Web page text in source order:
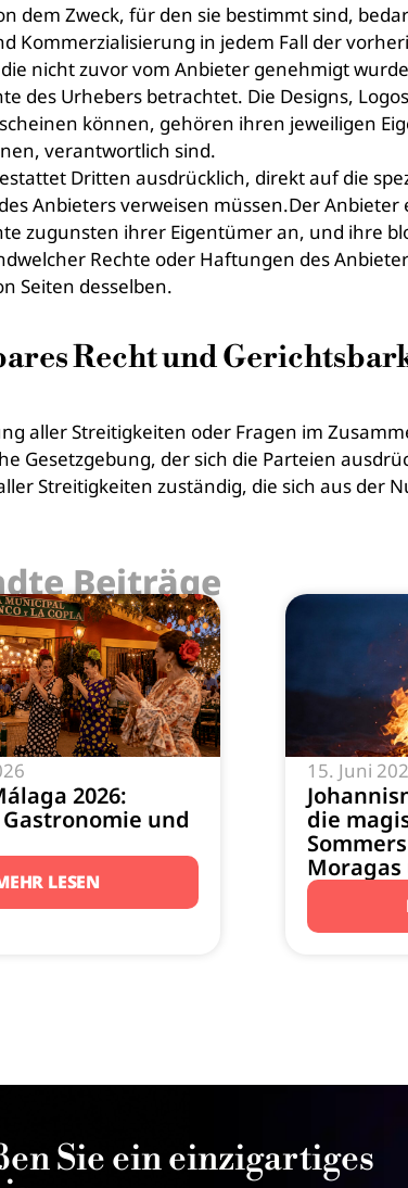
dem Zweck, für den sie bestimmt sind,
Kommerzialisierung in jedem Fall der
nicht zuvor vom Anbieter genehmigt
des Urhebers betrachtet. Die Designs,
können, gehören ihren jeweiligen
verantwortlich sind.
Dritten ausdrücklich, direkt auf die
Anbieters verweisen müssen.Der
zugunsten ihrer Eigentümer an, und ihre
Rechte oder Haftungen des
Seiten desselben.
Recht und
aller Streitigkeiten oder Fragen im
Gesetzgebung, der sich die Parteien
Streitigkeiten zuständig, die sich aus der
Beiträge
2026:
und
LESEN
15. Juni
die
Moragas
Sie ein einzigartiges